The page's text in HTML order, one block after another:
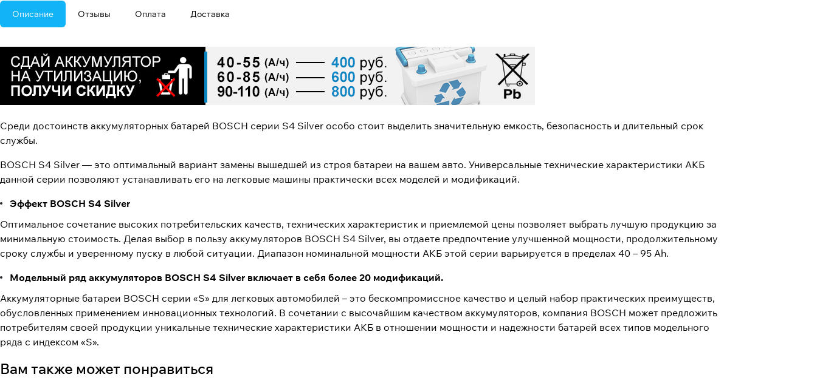
Описание Отзывы Оплата Доставка
Среди достоинств аккумуляторных батарей BOSCH серии S4 Silver особо стоит выделить значительную емкость, безопасность и длительный срок
службы.
BOSCH S4 Silver — это оптимальный вариант замены вышедшей из строя батареи на вашем авто. Универсальные технические характеристики АКБ
данной серии позволяют устанавливать его на легковые машины практически всех моделей и модификаций.
Эффект BOSCH S4 Silver
Оптимальное сочетание высоких потребительских качеств, технических характеристик и приемлемой цены позволяет выбрать лучшую продукцию за
минимальную стоимость. Делая выбор в пользу аккумуляторов BOSCH S4 Silver, вы отдаете предпочтение улучшенной мощности, продолжительному
сроку службы и уверенному пуску в любой ситуации. Диапазон номинальной мощности АКБ этой серии варьируется в пределах 40 – 95 Ah.
Модельный ряд аккумуляторов BOSCH S4 Silver включает в себя более 20 модификаций.
Аккумуляторные батареи BOSCH серии «S» для легковых автомобилей – это бескомпромиссное качество и целый набор практических преимуществ,
обусловленных применением инновационных технологий. В сочетании с высочайшим качеством аккумуляторов, компания BOSCH может предложить
потребителям своей продукции уникальные технические характеристики АКБ в отношении мощности и надежности батарей всех типов модельного
ряда с индексом «S».
Вам также может понравиться